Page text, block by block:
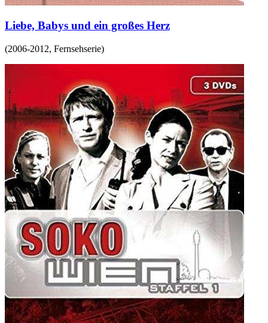
Liebe, Babys und ein großes Herz
(2006-2012, Fernsehserie)